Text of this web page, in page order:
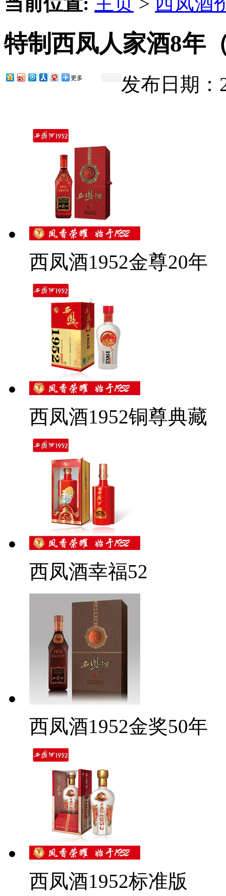
特制西凤人家酒8年
发布日期：
更多
西凤酒1952金尊20年
西凤酒1952铜尊典藏
西凤酒幸福52
西凤酒1952金奖50年
西凤酒1952标准版